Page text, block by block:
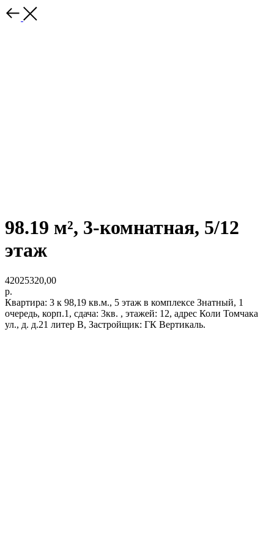
98.19 м², 3-комнатная, 5/12
этаж
42025320,00
р.
Квартира: 3 к 98,19 кв.м., 5 этаж в комплексе Знатный, 1
очередь, корп.1, сдача: 3кв. , этажей: 12, адрес Коли Томчака
ул., д. д.21 литер В, Застройщик: ГК Вертикаль.